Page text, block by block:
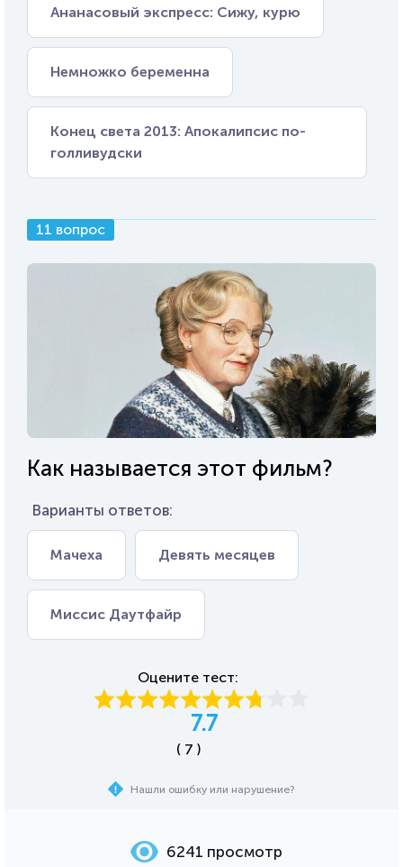
Ананасовый экспресс: Сижу, курю
Немножко беременна
Конец света 2013: Апокалипсис по-
голливудски
11 вопрос
Как называется этот фильм?
Варианты ответов:
Мачеха Девять месяцев
Миссис Даутфайр
Оцените тест:
7.7
( 7 )
Нашли ошибку или нарушение?
6241 просмотр